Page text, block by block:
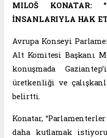
MILOŠ KONATAR:
İNSANLARIYLA HAK
Avrupa Konseyi
Alt Komitesi Başkanı
konuşmada
üretkenliği ve
belirtti.
Konatar,
daha kutlamak